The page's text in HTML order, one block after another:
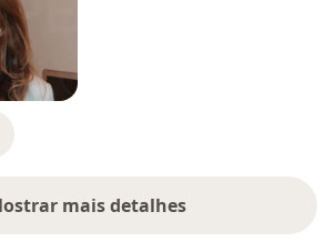
mais detalhes
sobre a experiência